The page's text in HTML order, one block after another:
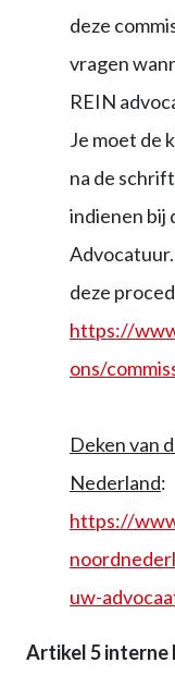
deze
vragen
REIN
Je moet de
na de
indienen bij
deze
https://
ons/
Deken van
Nederland:
https://
uw-
Artikel 5